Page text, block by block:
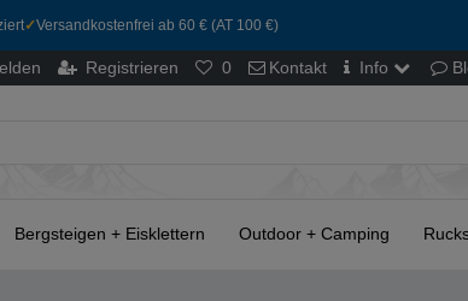
✓Versandkostenfrei ab 60 € (AT 100 €)
Registrieren 0 Kontakt Info
Bergsteigen + Eisklettern Outdoor + Camping